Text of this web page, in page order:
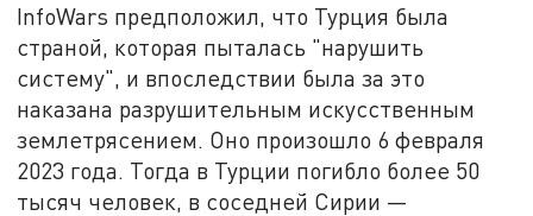
InfoWars предположил, что Турция была
страной, которая пыталась "нарушить
систему", и впоследствии была за это
наказана разрушительным искусственным
землетрясением. Оно произошло 6 февраля
2023 года. Тогда в Турции погибло более 50
тысяч человек, в соседней Сирии —